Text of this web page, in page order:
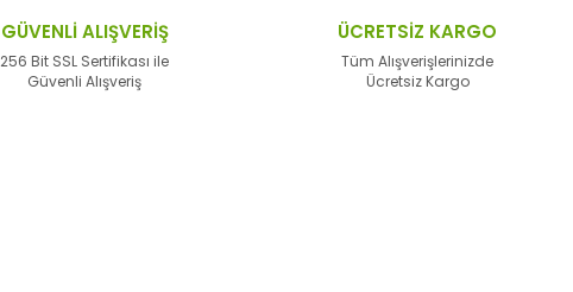
Ürün fiyatı diğer sitelerden daha pahalı.
Bu ürüne benzer farklı alternatifler olmalı.
GÜVENLİ ALIŞVERİŞ
256 Bit SSL Sertifikası ile
Güvenli Alışveriş
ÜCRETSİZ KARGO
Tüm Alışverişlerinizde
Ücretsiz Kargo